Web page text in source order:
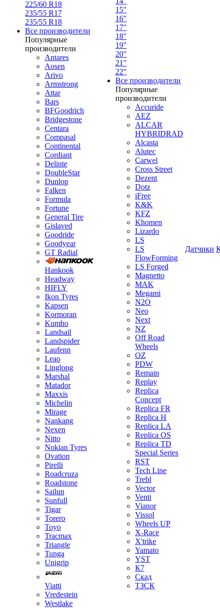
225/60 R18
235/55 R17
235/55 R18
Все производители
Популярные
производители
Antares
Aosen
Arivo
Armstrong
Attar
Bars
BFGoodrich
Bridgestone
Centara
Compasal
Continental
Cordiant
Delinte
DoubleStar
Dunlop
Falken
Formula
Fortune
General Tire
Gislaved
Goodride
Goodyear
GT Radial
Hankook
Headway
HIFLY
Ikon Tyres
Kapsen
Kormoran
Kumho
Landsail
Landspider
Laufenn
Leao
Linglong
Marshal
Matador
Maxxis
Michelin
Mirage
Nankang
Nexen
Nitto
Nokian Tyres
Ovation
Pirelli
Roadcruza
Roadstone
Sailun
Sunfull
Tigar
Torero
Toyo
Tracmax
Triangle
Tunga
Unigrip
Viatti
Vredestein
Westlake
15"
16"
17"
18"
19"
20"
21"
22"
Все производители
Популярные
производители
Accuride
AEZ
ALCAR
HYBRIDRAD
Alcasta
Alutec
Carwel
Cross Street
Dezent
Dotz
iFree
K&K
KFZ
Khomen
Lizardo
LS
LS
FlowForming
LS Forged
Magnetto
MAK
Megami
N2O
Neo
Next
NZ
Off Road
Wheels
OZ
PDW
Remain
Replay
Replica
Concept
Replica FR
Replica H
Replica LA
Replica OS
Replica TD
Special Series
RST
Tech Line
Trebl
Vector
Venti
Vianor
Vissol
Wheels UP
X-Race
X'trike
Yamato
YST
К7
Скад
ТЗСК
Датчики